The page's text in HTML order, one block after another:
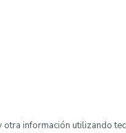
información utilizando